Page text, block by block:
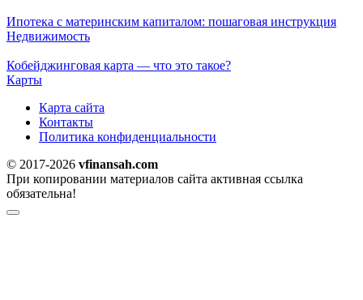
Ипотека с материнским капиталом: пошаговая инструкция
Недвижимость
Кобейджинговая карта — что это такое?
Карты
Карта сайта
Контакты
Политика конфиденциальности
© 2017-2026 vfinansah.com
При копировании материалов сайта активная ссылка
обязательна!